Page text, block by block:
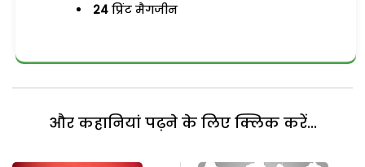
24 प्रिंट मैगजीन
और कहानियां पढ़ने के लिए क्लिक करें...